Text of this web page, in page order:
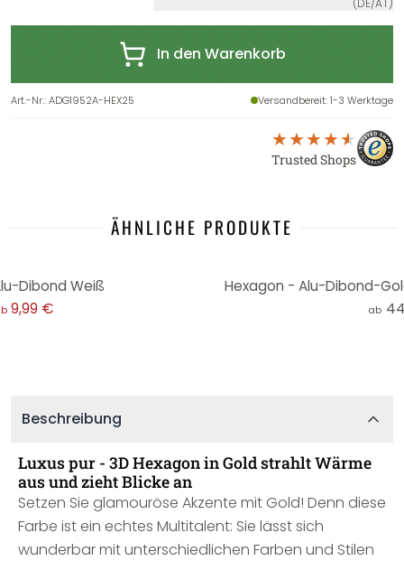
(DE/AT)
In den Warenkorb
Art.-Nr.:ADG1952A-HEX25 Versandbereit: 1-3 Werktage
Trusted Shops
ÄHNLICHE PRODUKTE
Dibond Weiß
9,99 €
Hexagon - Alu-Dibond-
ab
Beschreibung
Luxus pur - 3D Hexagon in Gold strahlt Wärme
aus und zieht Blicke an
Setzen Sie glamouröse Akzente mit Gold! Denn diese
Farbe ist ein echtes Multitalent: Sie lässt sich
wunderbar mit unterschiedlichen Farben und Stilen